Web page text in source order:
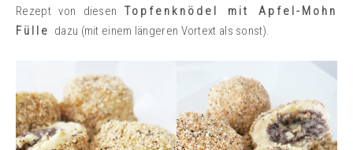
Rezept von diesen Topfenknödel mit Apfel-Mohn
Fülle dazu (mit einem längeren Vortext als sonst).